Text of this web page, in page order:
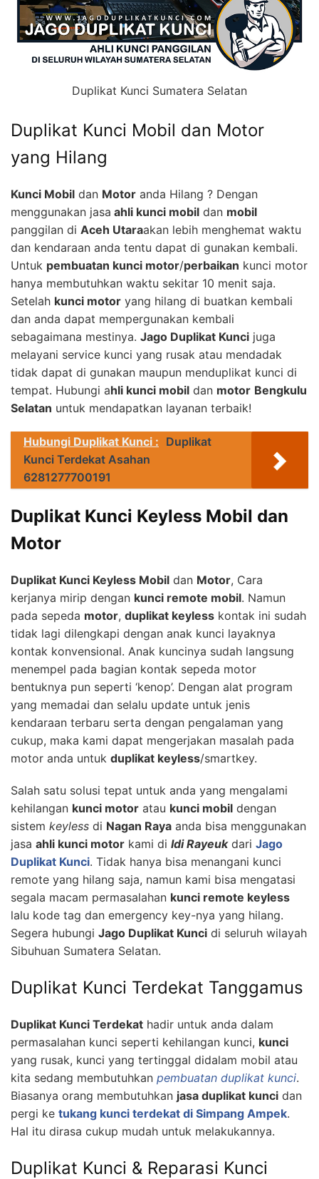
Duplikat Kunci Sumatera Selatan
Duplikat Kunci Mobil dan Motor
yang Hilang
Kunci Mobil dan Motor anda Hilang ? Dengan
menggunakan jasa ahli kunci mobil dan mobil
panggilan di Aceh Utaraakan lebih menghemat waktu
dan kendaraan anda tentu dapat di gunakan kembali.
Untuk pembuatan kunci motor/perbaikan kunci motor
hanya membutuhkan waktu sekitar 10 menit saja.
Setelah kunci motor yang hilang di buatkan kembali
dan anda dapat mempergunakan kembali
sebagaimana mestinya. Jago Duplikat Kunci juga
melayani service kunci yang rusak atau mendadak
tidak dapat di gunakan maupun menduplikat kunci di
tempat. Hubungi ahli kunci mobil dan motor Bengkulu
Selatan untuk mendapatkan layanan terbaik!
Hubungi Duplikat Kunci : Duplikat
Kunci Terdekat Asahan
6281277700191
Duplikat Kunci Keyless Mobil dan
Motor
Duplikat Kunci Keyless Mobil dan Motor, Cara
kerjanya mirip dengan kunci remote mobil. Namun
pada sepeda motor, duplikat keyless kontak ini sudah
tidak lagi dilengkapi dengan anak kunci layaknya
kontak konvensional. Anak kuncinya sudah langsung
menempel pada bagian kontak sepeda motor
bentuknya pun seperti ‘kenop’. Dengan alat program
yang memadai dan selalu update untuk jenis
kendaraan terbaru serta dengan pengalaman yang
cukup, maka kami dapat mengerjakan masalah pada
motor anda untuk duplikat keyless/smartkey.
Salah satu solusi tepat untuk anda yang mengalami
kehilangan kunci motor atau kunci mobil dengan
sistem keyless di Nagan Raya anda bisa menggunakan
jasa ahli kunci motor kami di Idi Rayeukdari Jago
Duplikat Kunci. Tidak hanya bisa menangani kunci
remote yang hilang saja, namun kami bisa mengatasi
segala macam permasalahan kunci remote keyless
lalu kode tag dan emergency key-nya yang hilang.
Segera hubungi Jago Duplikat Kunci di seluruh wilayah
Sibuhuan Sumatera Selatan.
Duplikat Kunci Terdekat Tanggamus
Duplikat Kunci Terdekat hadir untuk anda dalam
permasalahan kunci seperti kehilangan kunci, kunci
yang rusak, kunci yang tertinggal didalam mobil atau
kita sedang membutuhkan pembuatan duplikat kunci.
Biasanya orang membutuhkan jasa duplikat kunci dan
pergi ke tukang kunci terdekat di Simpang Ampek.
Hal itu dirasa cukup mudah untuk melakukannya.
Duplikat Kunci & Reparasi Kunci